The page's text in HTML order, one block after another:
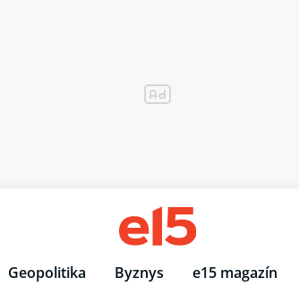
Geopolitika Byznys e15 magazín